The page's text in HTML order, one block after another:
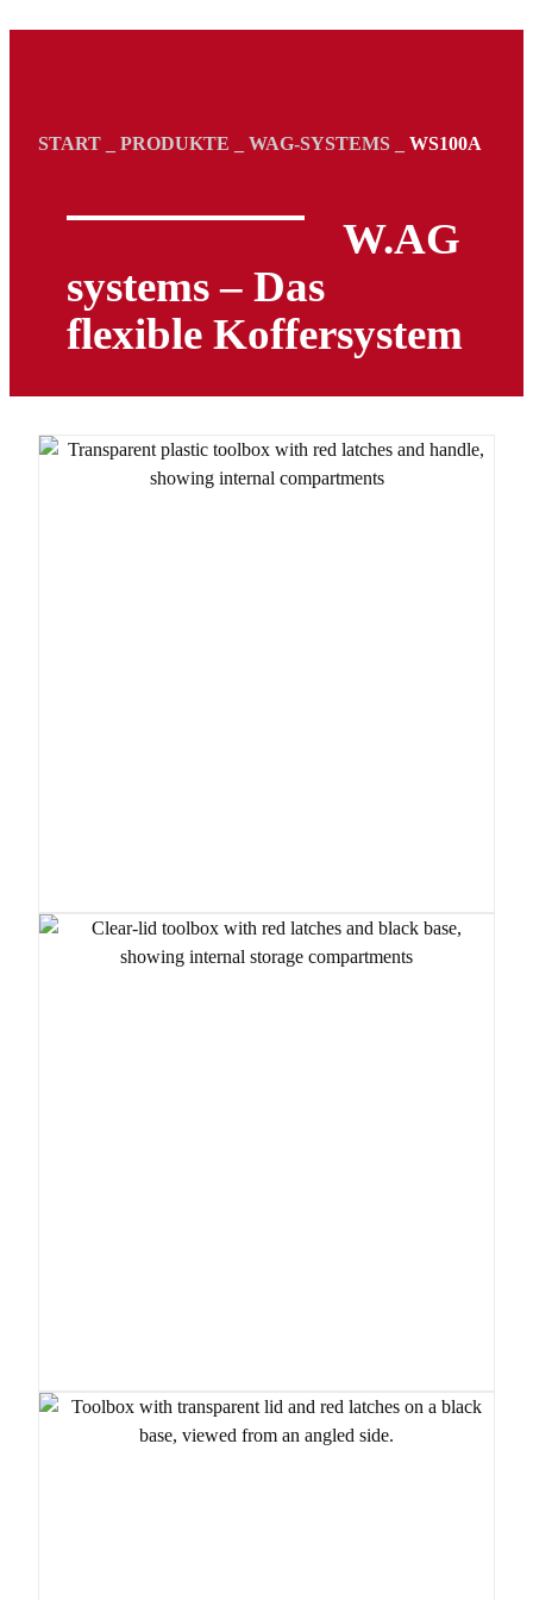
START PRODUKTE WAG-SYSTEMS WS100A
W.AG
systems – Das
flexible Koffersystem